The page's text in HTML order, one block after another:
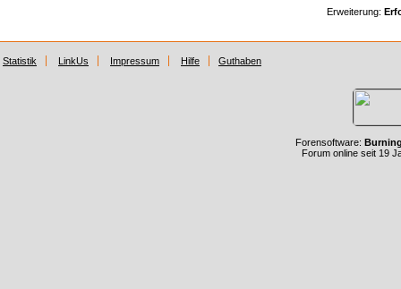
Erweiterung:
Statistik LinkUs Impressum Hilfe Guthaben
Forensoftware:
Forum online seit 19